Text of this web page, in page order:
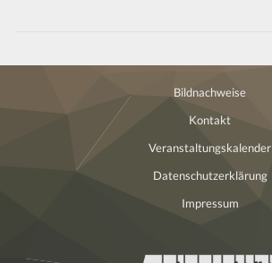
Bildnachweise
Kontakt
Veranstaltungskalender
Datenschutzerklärung
Impressum